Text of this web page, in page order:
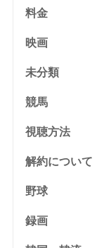
料金
映画
未分類
競馬
視聴方法
解約について
野球
録画